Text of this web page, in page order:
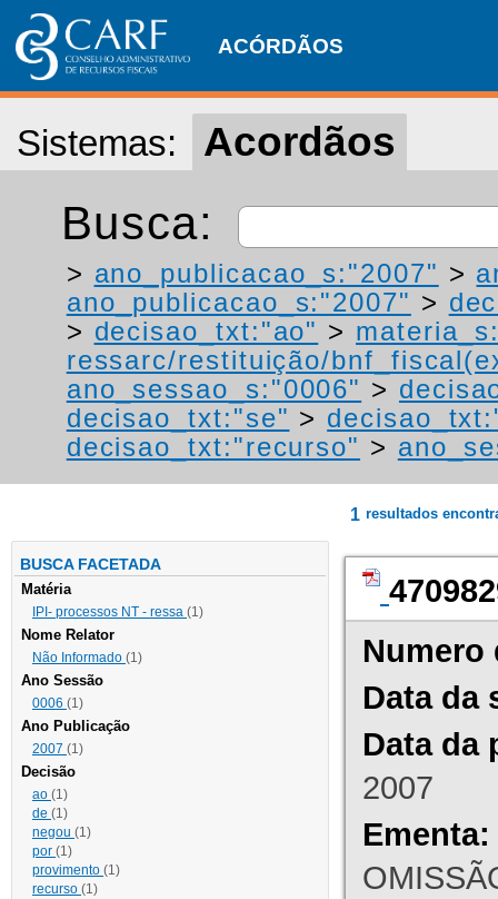
ACÓRDÃOS
Sistemas: Acordãos
Busca:
> ano_publicacao_s:"2007" >
ano_publicacao_s:"2007" >
> decisao_txt:"ao" >
ressarc/restituição/
ano_sessao_s:"0006" >
decisao_txt:"se" >
decisao_txt:"recurso" >
BUSCA FACETADA
Matéria
IPI- processos NT - ressa (1)
Nome Relator
Não Informado (1)
Ano Sessão
0006 (1)
Ano Publicação
2007 (1)
Decisão
ao (1)
de (1)
negou (1)
por (1)
provimento (1)
recurso (1)
1 resultados
Numero
Data da
Data da
2007
Ementa: